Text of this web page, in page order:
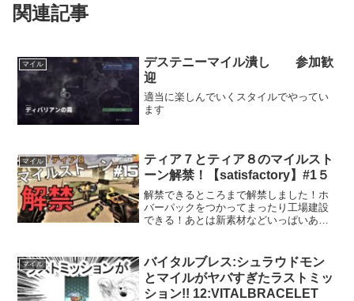
関連記事
マイル
デステニーマイル潰し 参加歓
迎
適当に楽しんでいくスタイルでやってい
ます
マイル
ティア７とティア８のマイルスト
ーン解禁！【satisfactory】#1５
解禁できるところまで解禁しました！ホ
バーパックをつかってまったり工場建設
できる！あとは新素材などいっぱいあり
クトリーで原子力発電設置までプレー済
みアップデート８では土地...
マイル
バイタルブレス:シュラウドモン
とマイルがヤバすぎたラストミッ
ション!! 12:VITALBRACELET